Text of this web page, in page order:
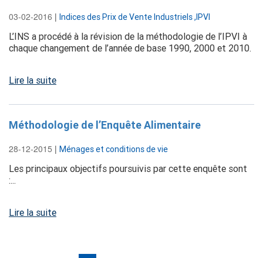
03-02-2016 | Indices des Prix de Vente Industriels ,IPVI
L’INS a procédé à la révision de la méthodologie de l’IPVI à
chaque changement de l’année de base 1990, 2000 et 2010.
Lire la suite
Méthodologie de l’Enquête Alimentaire
28-12-2015 | Ménages et conditions de vie
Les principaux objectifs poursuivis par cette enquête sont
:...
Lire la suite